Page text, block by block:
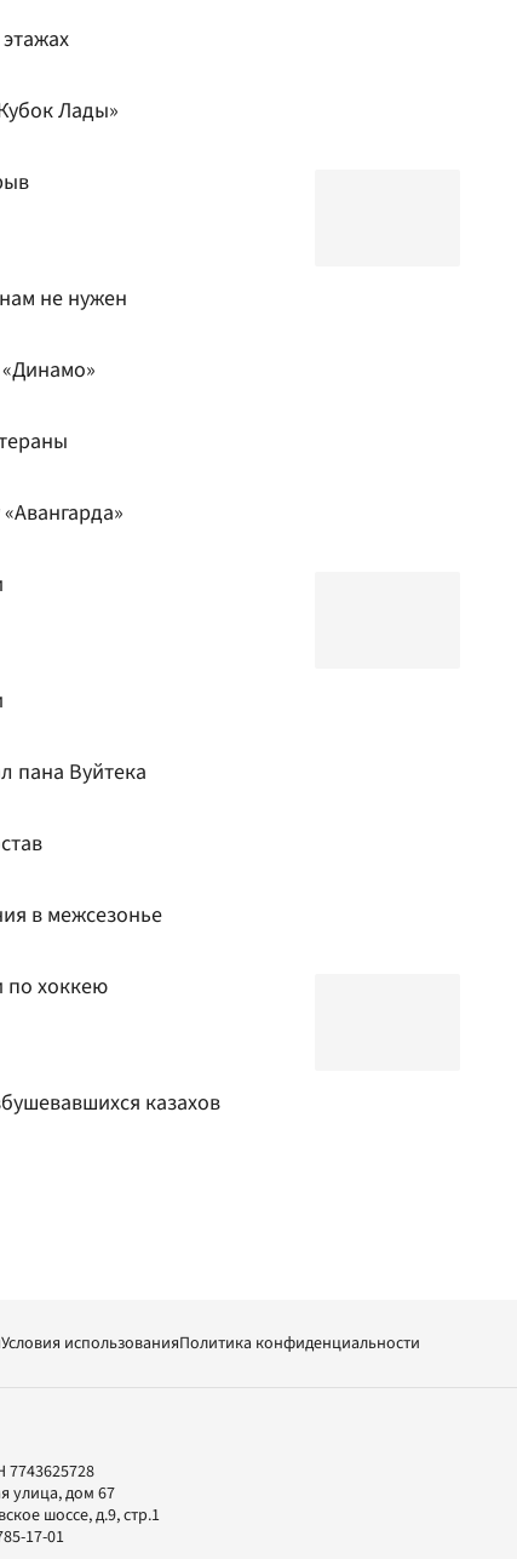
Лады»
не нужен
пана Вуйтека
в межсезонье
по хоккею
казахов
Условия использованияПолитика конфиденциальности
7743625728
улица, дом 67
шоссе, д.9, стр.1
17-01